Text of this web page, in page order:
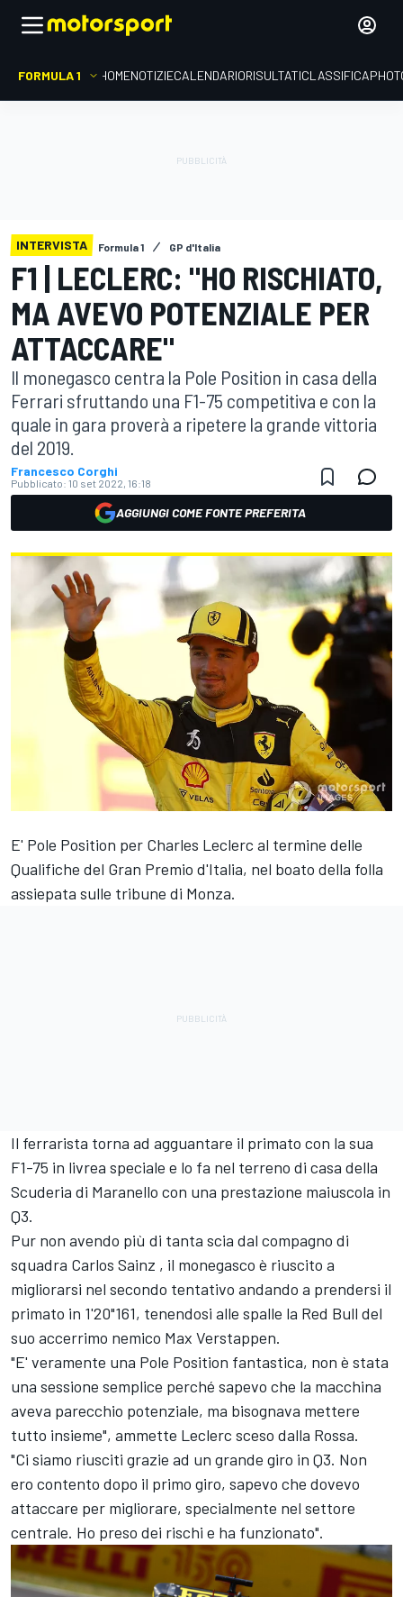
FORMULA 1 HOMENOTIZIECALENDARIORISULTATICLASSIFICA
INTERVISTA Formula 1 GP d'Italia
F1 | LECLERC: "HO RISCHIATO,
MA AVEVO POTENZIALE PER
ATTACCARE"
Il monegasco centra la Pole Position in casa della
Ferrari sfruttando una F1-75 competitiva e con la
quale in gara proverà a ripetere la grande vittoria
del 2019.
Francesco Corghi
Pubblicato: 10 set 2022, 16:18
AGGIUNGI COME FONTE PREFERITA
E' Pole Position per Charles Leclerc al termine delle
Qualifiche del Gran Premio d'Italia, nel boato della folla
assiepata sulle tribune di Monza.
Il ferrarista torna ad agguantare il primato con la sua
F1-75 in livrea speciale e lo fa nel terreno di casa della
Scuderia di Maranello con una prestazione maiuscola in
Q3.
Pur non avendo più di tanta scia dal compagno di
squadra Carlos Sainz , il monegasco è riuscito a
migliorarsi nel secondo tentativo andando a prendersi il
primato in 1'20"161, tenendosi alle spalle la Red Bull del
suo accerrimo nemico Max Verstappen.
"E' veramente una Pole Position fantastica, non è stata
una sessione semplice perché sapevo che la macchina
aveva parecchio potenziale, ma bisognava mettere
tutto insieme", ammette Leclerc sceso dalla Rossa.
"Ci siamo riusciti grazie ad un grande giro in Q3. Non
ero contento dopo il primo giro, sapevo che dovevo
attaccare per migliorare, specialmente nel settore
centrale. Ho preso dei rischi e ha funzionato".